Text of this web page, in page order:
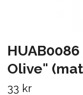
Olive"
33 kr